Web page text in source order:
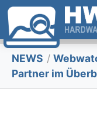
NEWS /
Partner im